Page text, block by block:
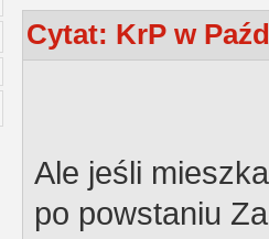
Cytat: KrP w
Ale jeśli
po powstaniu